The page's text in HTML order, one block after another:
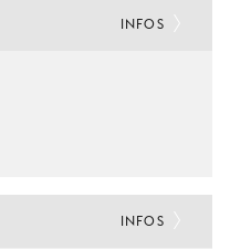
INFOS
INFOS